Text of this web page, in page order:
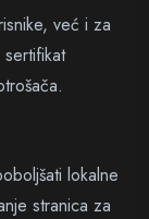
već i za
lokalne
stranica za